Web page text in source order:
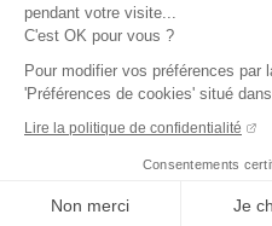
pendant votre visite...
C'est OK pour vous ?
Pour modifier vos préférences par
'Préférences de cookies' situé
Lire la politique de confidentialité
Consentements
Non merci Je